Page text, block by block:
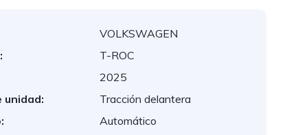
VOLKSWAGEN
T-ROC
2025
unidad:
Tracción delantera
Automático